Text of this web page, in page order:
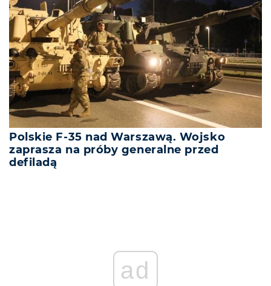
Polskie F-35 nad Warszawą. Wojsko
zaprasza na próby generalne przed
defiladą
ad